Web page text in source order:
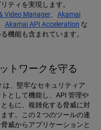
ティを実現します。
Video Manager
Akamai
Akamai API Acceleration な
機能も含まれています。
トワークを守る
は、堅牢なセキュリティア
として機能し、API 管理や
もに、複雑化する脅威に対
す。この 2 つのツールの連
威からアプリケーションと